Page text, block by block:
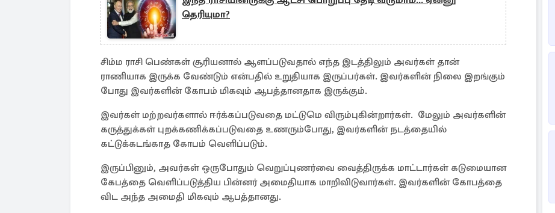
தெரியுமா?
சிம்ம ராசி பெண்கள் சூரியனால் ஆளப்படுவதால் எந்த இடத்திலும் அவர்கள் தான்
ராணியாக இருக்க வேண்டும் என்பதில் உறுதியாக இருப்பர்கள். இவர்களின் நிலை இறங்கும்
போது இவர்களின் கோபம் மிகவும் ஆபத்தானதாக இருக்கும்.
இவர்கள் மற்றவர்களால் ஈர்க்கப்படுவதை மட்டுமெ விரும்புகின்றார்கள். மேலும் அவர்களின்
கருத்துக்கள் புறக்கணிக்கப்படுவதை உணரும்போது, ​​இவர்களின் நடத்தையில்
கட்டுக்கடங்காத கோபம் வெளிப்படும்.
இருப்பினும், அவர்கள் ஒருபோதும் வெறுப்புணர்வை வைத்திருக்க மாட்டார்கள் கடுமையான
கேபத்தை வெளிப்படுத்திய பின்னர் அமைதியாக மாறிவிடுவார்கள். இவர்களின் கோபத்தை
விட அந்த அமைதி மிகவும் ஆபத்தானது.